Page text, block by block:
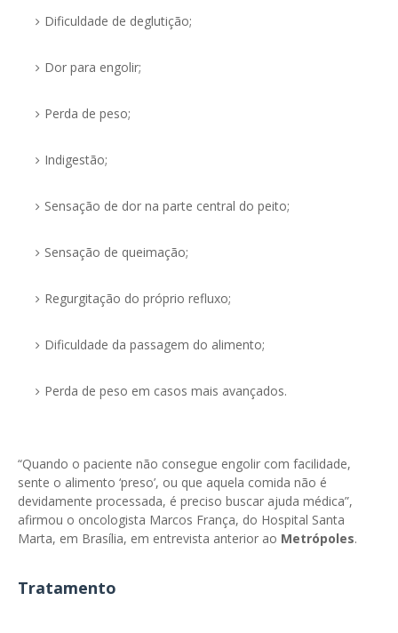
Dificuldade de deglutição;
Dor para engolir;
Perda de peso;
Indigestão;
Sensação de dor na parte central do peito;
Sensação de queimação;
Regurgitação do próprio refluxo;
Dificuldade da passagem do alimento;
Perda de peso em casos mais avançados.
“Quando o paciente não consegue engolir com facilidade,
sente o alimento ‘preso’, ou que aquela comida não é
devidamente processada, é preciso buscar ajuda médica”,
afirmou o oncologista Marcos França, do Hospital Santa
Marta, em Brasília, em entrevista anterior ao Metrópoles.
Tratamento